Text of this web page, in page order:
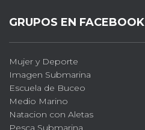
GRUPOS EN FACEBOOK
Mujer y Deporte
Imagen Submarina
Escuela de Buceo
Medio Marino
Natacion con Aletas
Pesca Submarina